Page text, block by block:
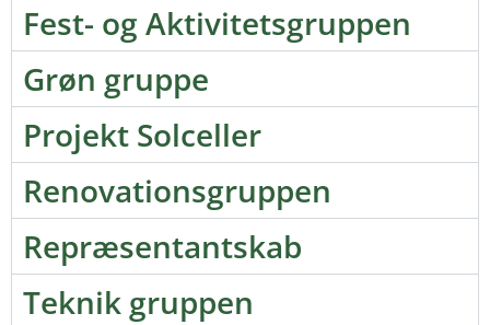
Fest- og Aktivitetsgruppen
Grøn gruppe
Projekt Solceller
Renovationsgruppen
Repræsentantskab
Teknik gruppen